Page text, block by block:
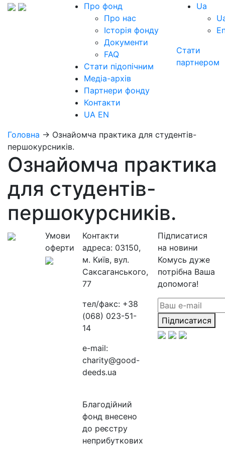
Про фонд
Про нас
Історія фонду
Документи
FAQ
Стати підопічним
Медіа-архів
Партнери фонду
Контакти
UA EN
Ua
Стати
партнером
Головна → Ознайомча практика для студентів-
першокурсників.
Ознайомча практика
для студентів-
першокурсників.
Умови
оферти
Контакти
адреса: 03150,
м. Київ, вул.
Саксаганського,
77
тел/факс: +38
(068) 023-51-
14
e-mail:
charity@good-
deeds.ua
Благодійний
фонд внесено
до реєстру
неприбуткових
Підписатися
на новини
Комусь дуже
потрібна Ваша
допомога!
Підписатися